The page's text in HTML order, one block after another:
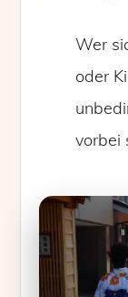
Wer
oder
vorbei